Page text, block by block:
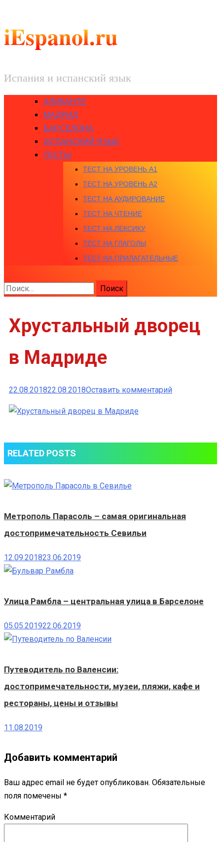
iEspanol.ru
Испания и испанский язык
АЛИКАНТЕ
МАДРИД
БАРСЕЛОНА
ИСПАНСКИЙ ЯЗЫК
ТЕСТЫ
ТЕСТ НА УРОВЕНЬ A1
ТЕСТ НА УРОВЕНЬ A2
ТЕСТ НА АУДИРОВАНИЕ
ТЕСТ НА ЧТЕНИЕ
ТЕСТ НА ЛЕКСИКУ
ТЕСТ НА ГЛАГОЛЫ
ТЕСТ НА ПРИЛАГАТЕЛЬНЫЕ
Найти:
Хрустальный дворец
в Мадриде
22.08.201822.08.2018Оставить комментарийк
Мадриде
RELATED POSTS
Метрополь Парасоль – самая оригинальная
достопримечательность Севильи
12.09.201823.06.2019
Улица Рамбла – центральная улица в Барселоне
05.05.201922.06.2019
Путеводитель по Валенсии:
достопримечательности, музеи, пляжи, кафе и
рестораны, цены и отзывы
11.08.2019
Добавить комментарий
Ваш адрес email не будет опубликован. Обязательные
поля помечены *
Комментарий